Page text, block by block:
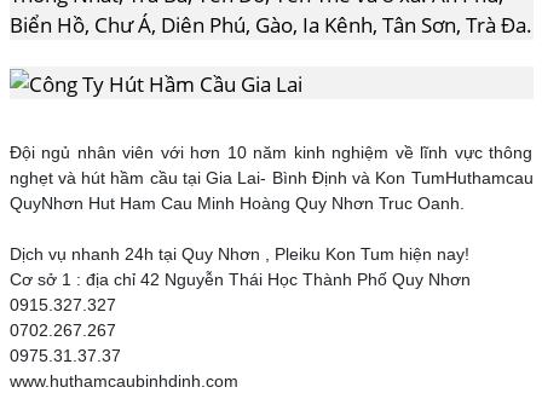
Biển Hồ, Chư Á, Diên Phú, Gào, Ia Kênh, Tân Sơn, Trà Đa.
Đội ngủ nhân viên với hơn 10 năm kinh nghiệm về lĩnh vực thông
nghẹt và hút hầm cầu tại Gia Lai- Bình Định và Kon TumHuthamcau
QuyNhơn Hut Ham Cau Minh Hoàng Quy Nhơn Truc Oanh.
Dịch vụ nhanh 24h tại Quy Nhơn , Pleiku Kon Tum hiện nay!
Cơ sở 1 : địa chỉ 42 Nguyễn Thái Học Thành Phố Quy Nhơn
0915.327.327
0702.267.267
0975.31.37.37
www.huthamcaubinhdinh.com